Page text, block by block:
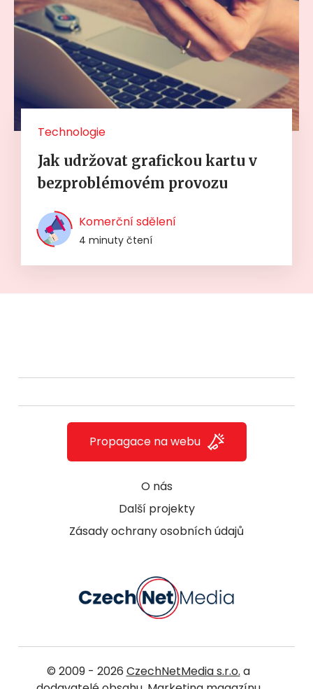
Technologie
Jak udržovat grafickou kartu v
bezproblémovém provozu
Komerční sdělení
4 minuty čtení
O nás
Další projekty
Zásady ochrany osobních údajů
Propagace na webu
© 2009 - 2026 CzechNetMedia s.r.o. a